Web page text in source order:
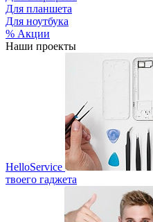
Для планшета
Для ноутбука
% Акции
Наши проекты
HelloService
твоего гаджета